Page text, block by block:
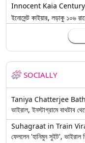
Innocent Kaia Century:
ইনোসেন্ট কাইয়ার, লড়াকু ১০৬
SOCIALLY
Taniya Chatterjee Bathtub
ভাইরাল, ইনস্টাগ্রামে বাথটাব
Suhagraat in Train Viral
ফেললেন 'হানিমুন সুইট', ভাইরাল